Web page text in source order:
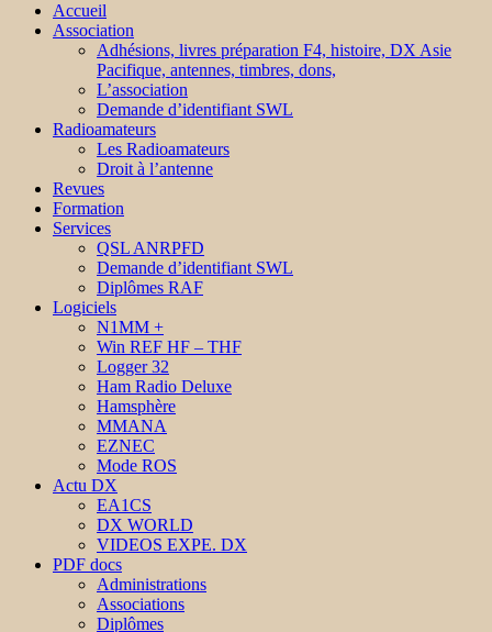
Accueil
Association
Adhésions, livres préparation F4, histoire, DX Asie
Pacifique, antennes, timbres, dons,
L’association
Demande d’identifiant SWL
Radioamateurs
Les Radioamateurs
Droit à l’antenne
Revues
Formation
Services
QSL ANRPFD
Demande d’identifiant SWL
Diplômes RAF
Logiciels
N1MM +
Win REF HF – THF
Logger 32
Ham Radio Deluxe
Hamsphère
MMANA
EZNEC
Mode ROS
Actu DX
EA1CS
DX WORLD
VIDEOS EXPE. DX
PDF docs
Administrations
Associations
Diplômes